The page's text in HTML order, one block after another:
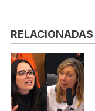
RELACIONADAS